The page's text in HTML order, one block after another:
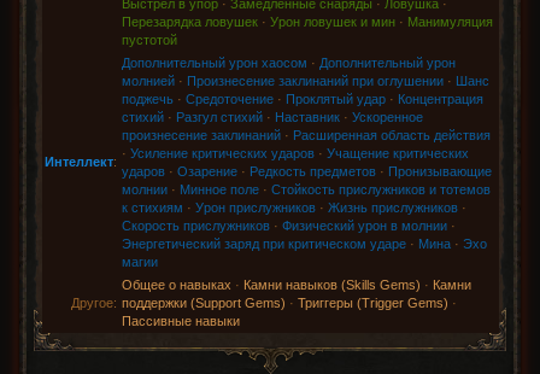
Выстрел в упор· Замедленные снаряды · Ловушка·
Перезарядка ловушек· Урон ловушек и мин· Манимуляция
пустотой
Интеллект:
Дополнительный урон хаосом · Дополнительный урон
молнией· Произнесение заклинаний при оглушении· Шанс
поджечь· Средоточение· Проклятый удар· Концентрация
стихий· Разгул стихий· Наставник· Ускоренное
произнесение заклинаний· Расширенная область действия
· Усиление критических ударов· Учащение критических
ударов· Озарение· Редкость предметов· Пронизывающие
молнии· Минное поле· Стойкость прислужников и тотемов
к стихиям · Урон прислужников· Жизнь прислужников·
Скорость прислужников· Физический урон в молнии·
Энергетический заряд при критическом ударе· Мина· Эхо
магии
Другое:
Общее о навыках · Камни навыков (Skills Gems) · Камни
поддержки (Support Gems) · Триггеры (Trigger Gems) ·
Пассивные навыки